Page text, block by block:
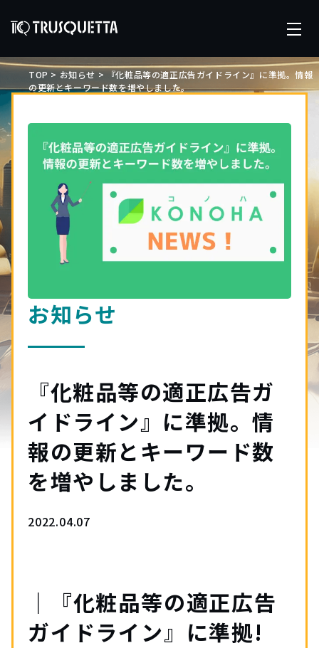
TOP > お知らせ >
『化粧品等の適正広告ガイドライン』に準拠。情報
の更新とキーワード数を増やしました。
お知らせ
『化粧品等の適正広告ガ
イドライン』に準拠。情
報の更新とキーワード数
を増やしました。
2022.04.07
｜『化粧品等の適正広告
ガイドライン』に準拠!